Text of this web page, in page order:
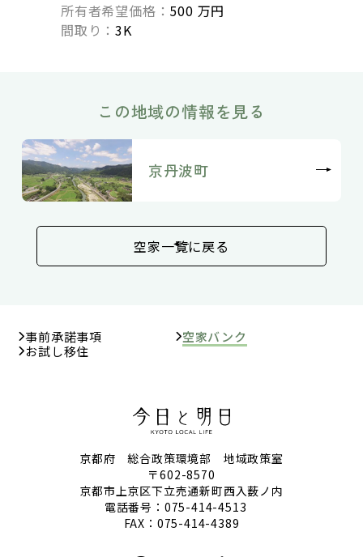
所有者希望価格： 500 万円
間取り：3K
この地域の情報を見る
京丹波町
空家一覧に戻る
事前承諾事項
空家バンク
お試し移住
京都府 総合政策環境部 地域政策室
〒602-8570
京都市上京区下立売通新町西入薮ノ内
電話番号： 075-414-4513
FAX：075-414-4389